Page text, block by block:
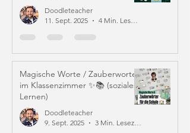
Doodleteacher
11. Sept. 2025
4 Min. Lesezeit
Magische Worte / Zauberworte
im Klassenzimmer ✨📚 (soziales
Lernen)
Doodleteacher
9. Sept. 2025
3 Min. Lesezeit